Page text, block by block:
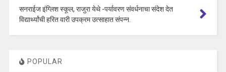
सनराईज इंग्लिश स्कूल, राजुरा येथे -पर्यावरण संवर्धनाचा संदेश देत
विद्यार्थ्यांची हरित वारी उपक्रम उत्साहात संपन्न.
POPULAR